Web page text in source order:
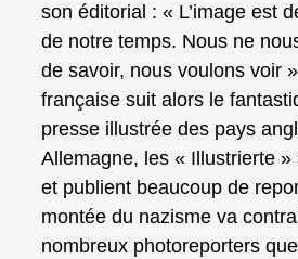
son éditorial : « L’image est
de notre temps. Nous ne
de savoir, nous voulons voir
française suit alors le
presse illustrée des pays
Allemagne, les « Illustrierte
et publient beaucoup de
montée du nazisme va
nombreux photoreporters